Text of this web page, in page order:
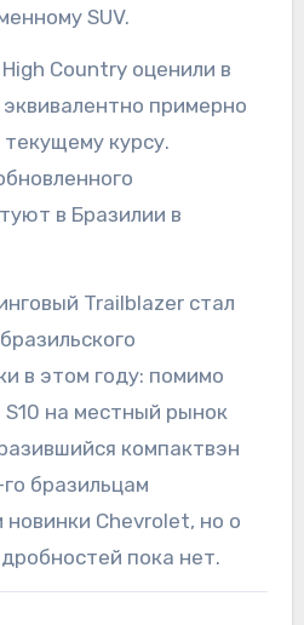
SUV.
Country оценили в
примерно
курсу.
в Бразилии в
Trailblazer стал
в этом году: помимо
на местный рынок
компактвэн
бразильцам
Chevrolet, но о
пока нет.